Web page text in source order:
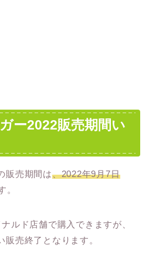
ー2022販売期間い
販売期間は、2022年9月7日
。
ルド店舗で購入できますが、
売終了となります。